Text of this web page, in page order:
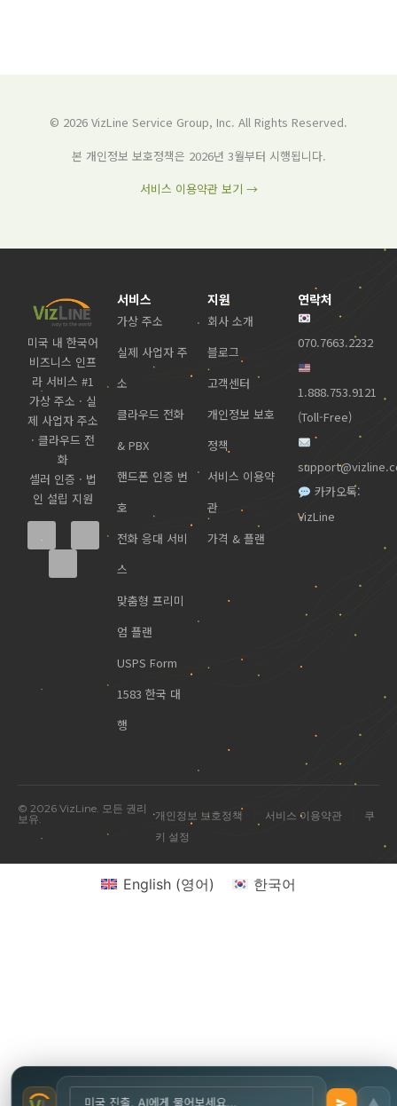
© 2026 VizLine Service Group, Inc. All Rights Reserved.
본 개인정보 보호정책은 2026년 3월부터 시행됩니다.
서비스 이용약관 보기 →
미국 내 한국어
비즈니스 인프
라 서비스 #1
가상 주소 · 실
제 사업자 주소
· 클라우드 전
화
셀러 인증 · 법
인 설립 지원
서비스
가상 주소
실제 사업자 주
소
클라우드 전화
& PBX
핸드폰 인증 번
호
전화 응대 서비
스
맞춤형 프리미
엄 플랜
USPS Form
1583 한국 대
행
지원
회사 소개
블로그
고객센터
개인정보 보호
정책
서비스 이용약
관
가격 & 플랜
연락처
070.7663.2232
1.888.753.9121
(Toll-Free)
카카오톡:
VizLine
© 2026 VizLine. 모든 권리
보유.
개인정보 보호정책 서비스 이용약관
쿠
키 설정
미국 진출 관련 궁금한 점을 물어보세요.
English(영어) 한국어